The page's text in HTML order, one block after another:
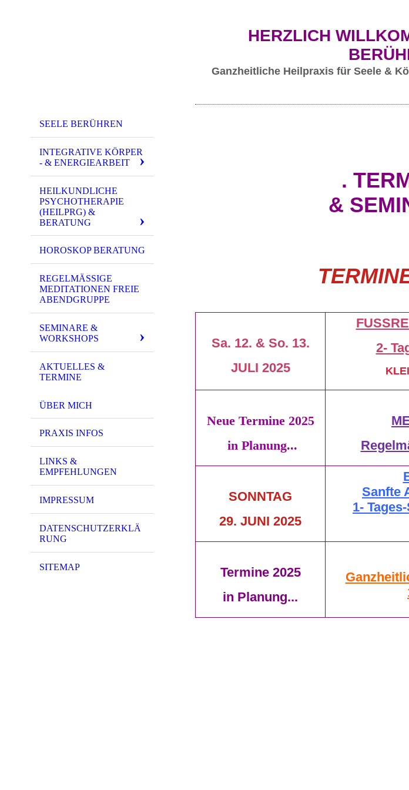
SEELE BERÜHREN
INTEGRATIVE KÖRPER
- & ENERGIEARBEIT
HEILKUNDLICHE
PSYCHOTHERAPIE
(HEILPRG) &
BERATUNG
HOROSKOP BERATUNG
REGELMÄSSIGE M
EDITATIONEN FREIE A
BENDGRUPPE
SEMINARE &
WORKSHOPS
AKTUELLES &
TERMINE
ÜBER MICH
PRAXIS INFOS
LINKS &
EMPFEHLUNGEN
IMPRESSUM
DATENSCHUTZERKLÄ
RUNG
SITEMAP
HERZLICH
Ganzheitliche Heilpraxis für Seele &
.
&
Sa. 12. & So. 13.
JULI 2025
2-
Neue Termine 2025
in Planung...
SONNTAG
29. JUNI 2025
Sanfte
1-
Termine 2025
in Planung...